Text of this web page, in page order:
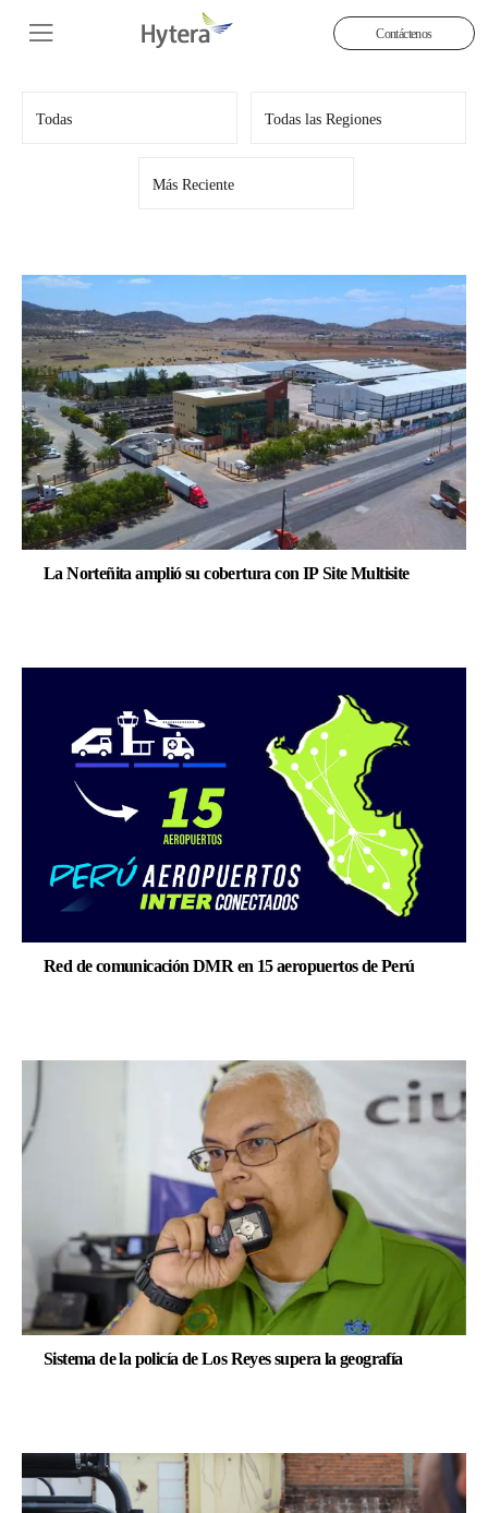
Contáctenos
La Norteñita amplió su cobertura con IP Site Multisite
Red de comunicación DMR en 15 aeropuertos de Perú
Sistema de la policía de Los Reyes supera la geografía